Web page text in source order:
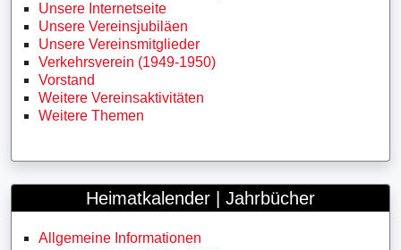
Unsere Internetseite
Unsere Vereinsjubiläen
Unsere Vereinsmitglieder
Verkehrsverein (1949-1950)
Vorstand
Weitere Vereinsaktivitäten
Weitere Themen
Heimatkalender | Jahrbücher
Allgemeine Informationen